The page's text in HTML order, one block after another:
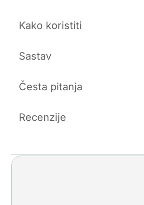
Kako koristiti
Sastav
Česta pitanja
Recenzije